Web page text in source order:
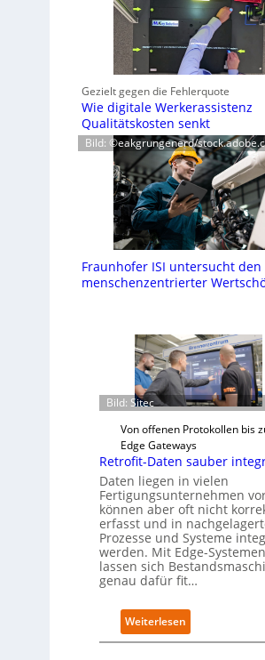
Gezielt gegen die Fehlerquote
Wie digitale Werkerassistenz
Qualitätskosten senkt
Bild: ©eakgrungenerd/
Fraunhofer ISI untersucht den
menschenzentrierter
Bild: Sitec
Von offenen Protokollen bis
Edge Gateways
Retrofit-Daten sauber
Daten liegen in vielen
Fertigungsunternehmen
können aber oft nicht
erfasst und in
Prozesse und Systeme
werden. Mit Edge-Systemen
lassen sich
genau dafür fit…
Weiterlesen:
R